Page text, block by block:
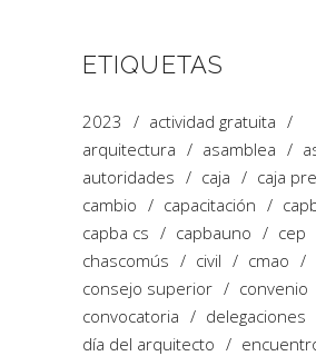
ETIQUETAS
2023
actividad gratuita
arquitectura
asamblea
autoridades
caja
caja
cambio
capacitación
capba cs
capbauno
cep
chascomús
civil cmao
consejo superior
convenio
convocatoria
delegaciones
día del arquitecto